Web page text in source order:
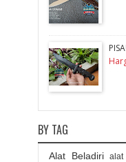
BY TAG
Alat Beladiri